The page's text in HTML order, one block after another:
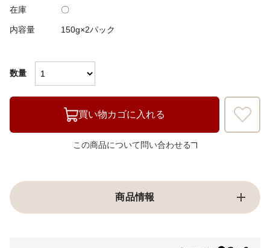
在庫 〇
内容量 150g×2パック
数量
買い物カゴに入れる
この商品について問い合わせる
商品情報